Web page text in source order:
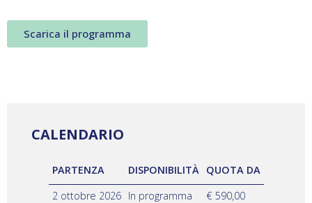
Scarica il programma
CALENDARIO
PARTENZA DISPONIBILITÀ
QUOTA DA
2 ottobre 2026
In programma € 590,00